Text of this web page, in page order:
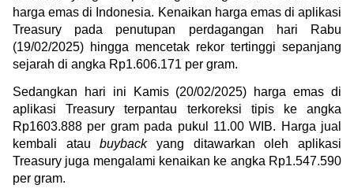
harga emas di Indonesia. Kenaikan harga emas di aplikasi
Treasury pada penutupan perdagangan hari Rabu
(19/02/2025) hingga mencetak rekor tertinggi sepanjang
sejarah di angka Rp1.606.171 per gram.
Sedangkan hari ini Kamis (20/02/2025) harga emas di
aplikasi Treasury terpantau terkoreksi tipis ke angka
Rp1603.888 per gram pada pukul 11.00 WIB. Harga jual
kembali atau buyback yang ditawarkan oleh aplikasi
Treasury juga mengalami kenaikan ke angka Rp1.547.590
per gram.